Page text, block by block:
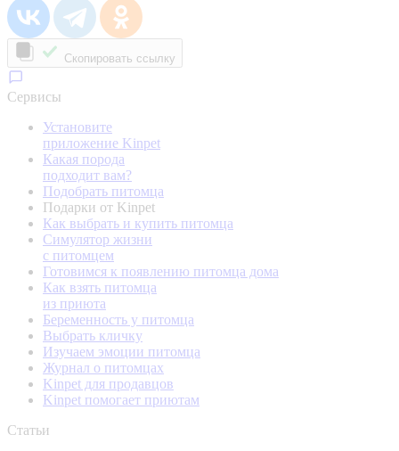
Скопировать ссылку
Сервисы
Установите
приложение Kinpet
Какая порода
подходит вам?
Подобрать питомца
Подарки от Kinpet
Как выбрать и купить питомца
Симулятор жизни
с питомцем
Готовимся к появлению питомца дома
Как взять питомца
из приюта
Беременность у питомца
Выбрать кличку
Изучаем эмоции питомца
Журнал о питомцах
Kinpet для продавцов
Kinpet помогает приютам
Статьи